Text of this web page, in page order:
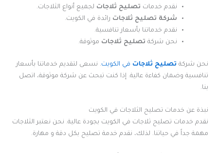
نقدم خدمات تصليح ثلاجات لجميع أنواع الثلاجات.
شركة تصليح ثلاجات رائدة في الكويت.
نقدم خدماتنا بأسعار تنافسية.
نحن شركة تصليح ثلاجات موثوقة.
نحن شركة تصليح ثلاجات في الكويت. نسعى لتقديم خدماتنا بأسعار
تنافسية وضمان كفاءة عالية. إذا كنت تبحث عن شركة موثوقة، اتصل
بنا.
نبذة عن خدمات تصليح الثلاجات في الكويت
نقدم خدمات تصليح ثلاجات في الكويت بجودة عالية. نحن نعتبر الثلاجات
مهمة جداً في حياتنا. لذلك، نقدم خدمة تصليح بكل دقة و مهارة.